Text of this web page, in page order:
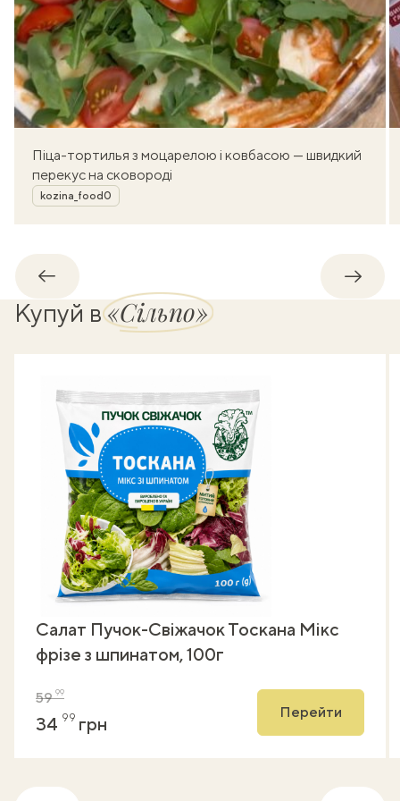
Піца-тортилья з моцарелою і ковбасою — швидкий
перекус на сковороді
Автор
kozina_food0
Назад
Купуй в«Сільпо»
Салат Пучок-Свіжачок Тоскана Мікс
фрізе з шпинатом, 100г
5999
34 99 грн
Перейти